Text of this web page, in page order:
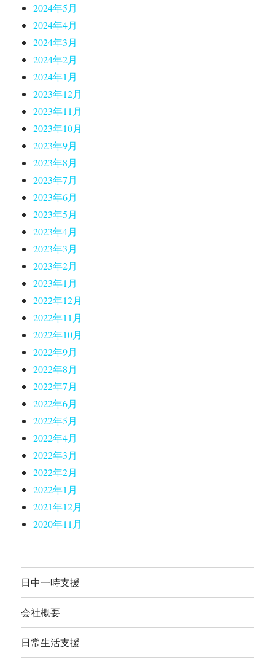
2024年5月
2024年4月
2024年3月
2024年2月
2024年1月
2023年12月
2023年11月
2023年10月
2023年9月
2023年8月
2023年7月
2023年6月
2023年5月
2023年4月
2023年3月
2023年2月
2023年1月
2022年12月
2022年11月
2022年10月
2022年9月
2022年8月
2022年7月
2022年6月
2022年5月
2022年4月
2022年3月
2022年2月
2022年1月
2021年12月
2020年11月
日中一時支援
会社概要
日常生活支援